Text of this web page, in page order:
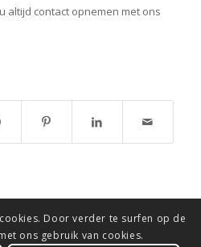
altijd contact opnemen met ons
Door verder te surfen op de
ons gebruik van cookies.